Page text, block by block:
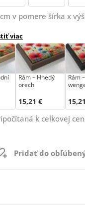
v pomere šírka x
viac
Rám – Hnedý
orech
15,21 €
Rám
k celkovej
Pridať do